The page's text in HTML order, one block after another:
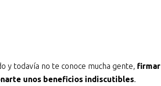
y todavía no te conoce mucha gente,
unos beneficios indiscutibles.